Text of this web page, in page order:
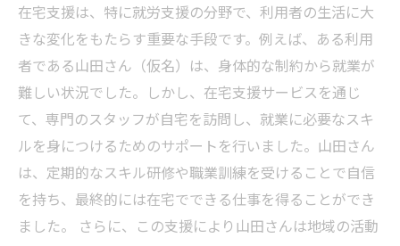
在宅支援は、特に就労支援の分野で、利用者の生活に大
きな変化をもたらす重要な手段です。例えば、ある利用
者である山田さん（仮名）は、身体的な制約から就業が
難しい状況でした。しかし、在宅支援サービスを通じ
て、専門のスタッフが自宅を訪問し、就業に必要なスキ
ルを身につけるためのサポートを行いました。山田さん
は、定期的なスキル研修や職業訓練を受けることで自信
を持ち、最終的には在宅でできる仕事を得ることができ
ました。 さらに、この支援により山田さんは地域の活動